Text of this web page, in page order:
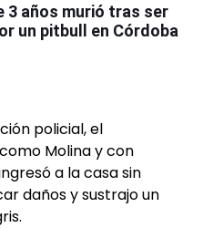
3 años murió tras ser
un pitbull en Córdoba
policial, el
Molina y con
a la casa sin
daños y sustrajo un